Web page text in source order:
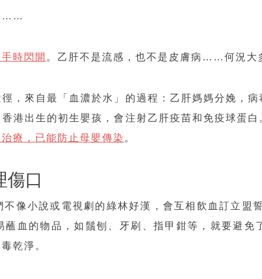
……
時閃開 。乙肝不是流感，也不是皮膚病……何況大
，來自最「血濃於水」的過程：乙肝媽媽分娩，
港出生的初生嬰孩，會注射乙肝疫苗和免疫球蛋
療，已能防止母嬰傳染 。
傷口
像小說或電視劇的綠林好漢，會互相飲血訂立盟
血的物品，如鬚刨、牙刷、指甲鉗等，就要避
乾淨。